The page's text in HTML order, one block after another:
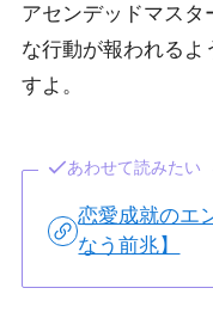
アセンデッドマスタ
な行動が報われるよ
すよ。
あわせて読みたい
恋愛成就のエ
なう前兆】